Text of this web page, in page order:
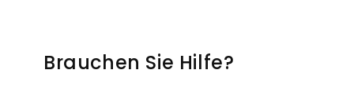
Brauchen Sie Hilfe?